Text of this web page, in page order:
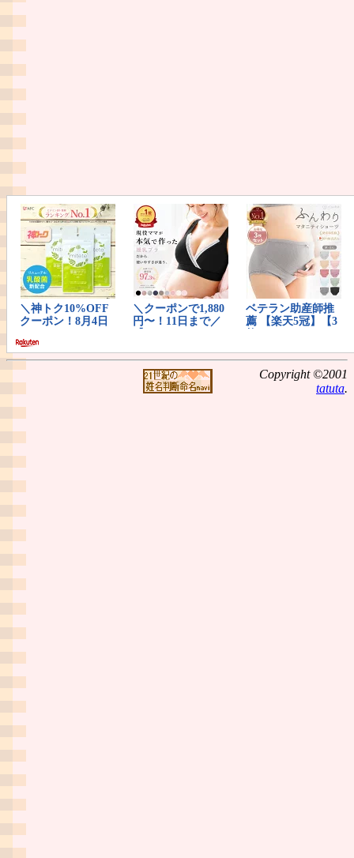
Copyright ©2001
tatuta.